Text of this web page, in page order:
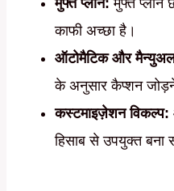
मुफ्त प्लान: मुफ्त प्लान
काफी अच्छा है।
ऑटोमैटिक और
के अनुसार कैप्शन
कस्टमाइज़ेशन विकल्प:
हिसाब से उपयुक्त बना